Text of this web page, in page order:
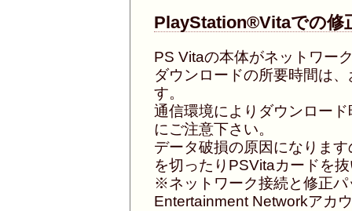
PlayStation®Vitaでの修
PS Vitaの本体がネットワー
ダウンロードの所要時間は
す。
通信環境によりダウンロー
にご注意下さい。
データ破損の原因になりま
を切ったりPSVitaカードを
※ネットワーク接続と修正
Entertainment Networkアカ